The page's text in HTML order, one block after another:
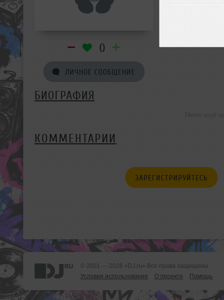
0
ЛИЧНОЕ СООБЩЕНИЕ
БИОГРАФИЯ
КОММЕНТАРИИ
ЗАРЕГИСТРИРУЙТЕСЬ
© 2001 — 2026 «DJ.ru» Все права защищены.
Условия использования
О проекте Помощь